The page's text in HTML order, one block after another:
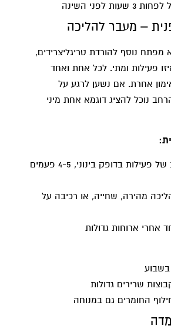
לפני השינה
מפתח נוסף להורדת טריגליצרידים,
פעילות ומתי. לכל אחת ואחד
אחרת. אם נשען לרגע על
נוכל להציג דוגמא אחת מיני
30-40 דקות של פעילות בדופק בינוני, 4-5 פעמים
מהירה, שחייה, או רכיבה על
אחרי ארוחות גדולות
שרירים גדולות
החומרים גם במנוחה